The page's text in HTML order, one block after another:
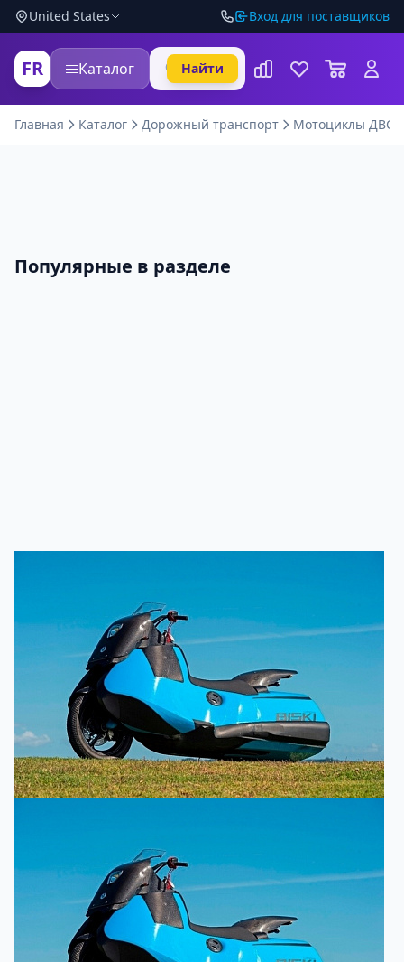
United States Вход для поставщиков
FR Каталог Найти
Главная Каталог Дорожный транспорт Мотоциклы ДВС
Популярные в разделе